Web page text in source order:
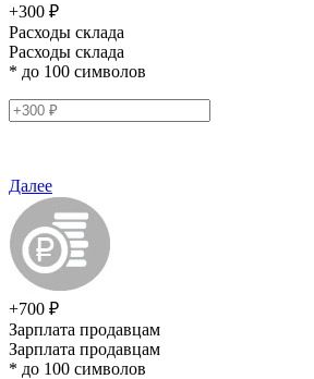
+300 ₽
Расходы склада
Расходы склада
* до 100 символов
Далее
+700 ₽
Зарплата продавцам
Зарплата продавцам
* до 100 символов